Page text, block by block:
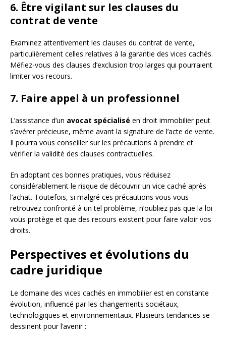
6. Être vigilant sur les clauses du
contrat de vente
Examinez attentivement les clauses du contrat de vente,
particulièrement celles relatives à la garantie des vices cachés.
Méfiez-vous des clauses d’exclusion trop larges qui pourraient
limiter vos recours.
7. Faire appel à un professionnel
L’assistance d’un avocat spécialisé en droit immobilier peut
s’avérer précieuse, même avant la signature de l’acte de vente.
Il pourra vous conseiller sur les précautions à prendre et
vérifier la validité des clauses contractuelles.
En adoptant ces bonnes pratiques, vous réduisez
considérablement le risque de découvrir un vice caché après
l’achat. Toutefois, si malgré ces précautions vous vous
retrouvez confronté à un tel problème, n’oubliez pas que la loi
vous protège et que des recours existent pour faire valoir vos
droits.
Perspectives et évolutions du
cadre juridique
Le domaine des vices cachés en immobilier est en constante
évolution, influencé par les changements sociétaux,
technologiques et environnementaux. Plusieurs tendances se
dessinent pour l’avenir :